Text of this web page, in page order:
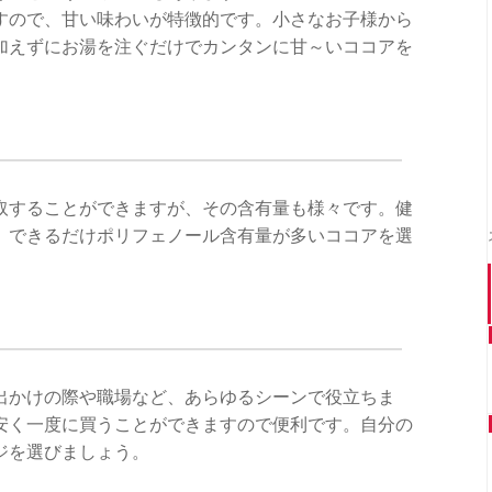
で、甘い味わいが特徴的です。小さなお子様から
ずにお湯を注ぐだけでカンタンに甘～いココアを
ることができますが、その含有量も様々です。健
きるだけポリフェノール含有量が多いココアを選
けの際や職場など、あらゆるシーンで役立ちま
一度に買うことができますので便利です。自分の
選びましょう。